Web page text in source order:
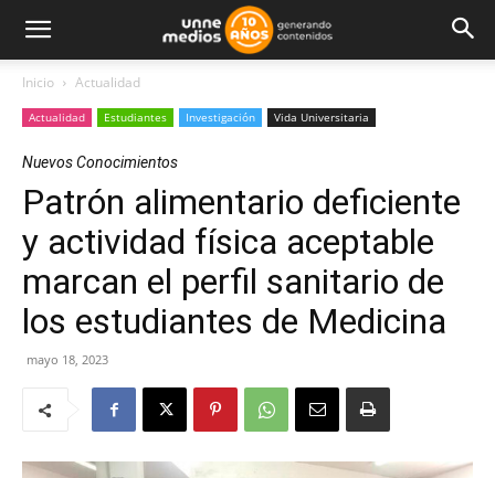
Inicio Actualidad
Actualidad Estudiantes Investigación Vida Universitaria
Nuevos Conocimientos
Patrón alimentario deficiente
y actividad física aceptable
marcan el perfil sanitario de
los estudiantes de Medicina
mayo 18, 2023